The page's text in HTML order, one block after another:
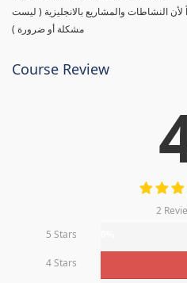
لأن النشاطات والمشاريع بالانجليزية ( ليست
مشكلة أو ضرورة )
Course Review
2
5 Stars
4 Stars